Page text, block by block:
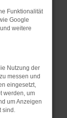
einem
dein
Stand
Funktionalität
Google
weitere
Nutzung der
messen und
eingesetzt,
werden, um
um Anzeigen
sind.